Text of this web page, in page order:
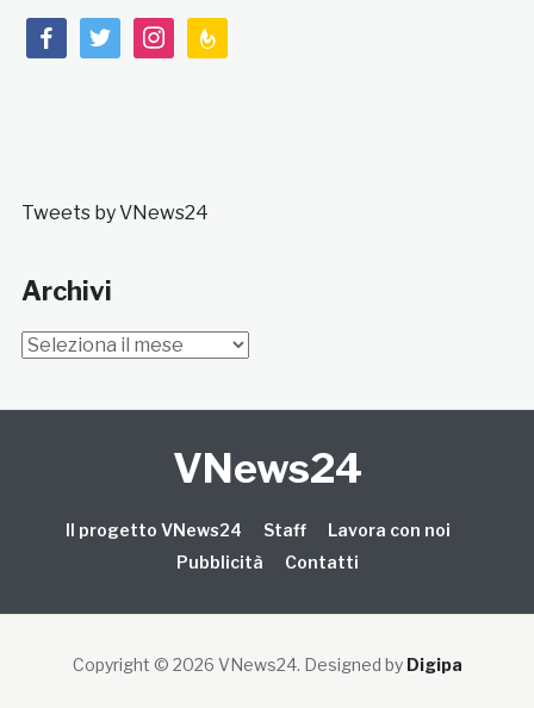
facebooktwitterinstagramfeedburner
Tweets by VNews24
Archivi
Archivi
VNews24
Il progetto VNews24 Staff
Lavora con noi
Pubblicità
Contatti
Copyright © 2026 VNews24. Designed by Digipa